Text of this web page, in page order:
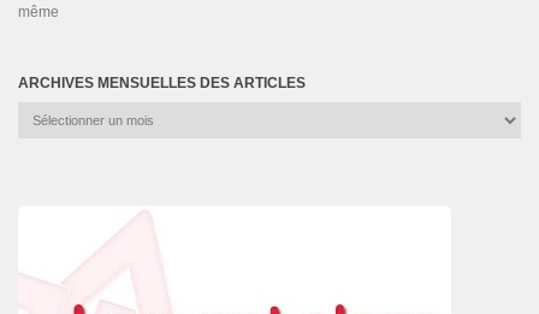
même
ARCHIVES MENSUELLES DES ARTICLES
Archives